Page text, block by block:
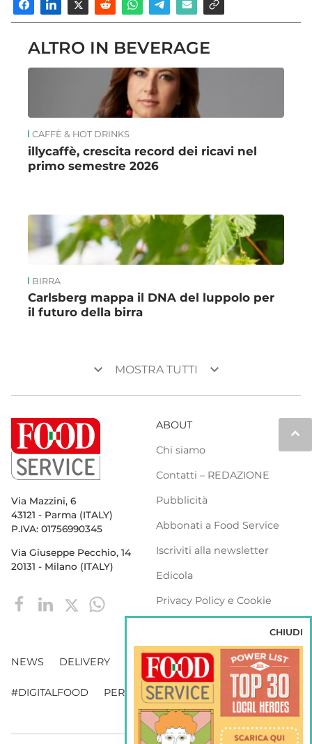
ALTRO IN BEVERAGE
CAFFÈ & HOT DRINKS
illycaffè, crescita record dei ricavi nel
primo semestre 2026
BIRRA
Carlsberg mappa il DNA del luppolo per
il futuro della birra
keyboard_arrow_down MOSTRA TUTTI keyboard_arrow_down
keyboard_arrow_up
Via Mazzini, 6
43121 - Parma (ITALY)
P.IVA: 01756990345
Via Giuseppe Pecchio, 14
20131 - Milano (ITALY)
ABOUT
Chi siamo
Contatti – REDAZIONE
Pubblicità
Abbonati a Food Service
Iscriviti alla newsletter
Edicola
Privacy Policy e Cookie
NEWS DELIVERY DISTRIBUZIONE
#DIGITALFOOD PERSONE WEBINAR VENDING
CHIUDI